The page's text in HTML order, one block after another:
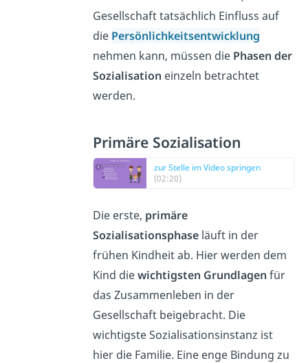
Gesellschaft tatsächlich Einfluss auf
die Persönlichkeitsentwicklung
nehmen kann, müssen die Phasen der
Sozialisation einzeln betrachtet
werden.
Primäre Sozialisation
zur Stelle im Video springen
(02:20)
Die erste, primäre
Sozialisationsphaseläuft in der
frühen Kindheit ab. Hier werden dem
Kind diewichtigsten Grundlagen für
das Zusammenleben in der
Gesellschaft beigebracht. Die
wichtigste Sozialisationsinstanz ist
hier die Familie. Eine enge Bindung zu